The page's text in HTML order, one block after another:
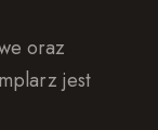
oraz
jest